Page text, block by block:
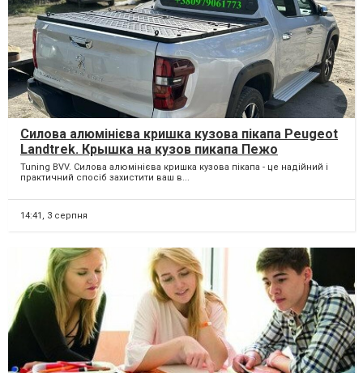
Силова алюмінієва кришка кузова пікапа Peugeot
Landtrek. Крышка на кузов пикапа Пежо
Ландтрек.
Tuning BVV. Силова алюмінієва кришка кузова пікапа - це надійний і
практичний спосіб захистити ваш в...
14:41, 3 серпня